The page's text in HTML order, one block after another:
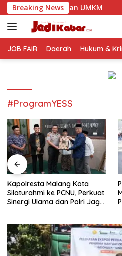
Langsung
ke
konten
Breaking NewsKapolresta
JOB FAIR Daerah Hukum &
#ProgramYESS
Kapolresta Malang Kota
Silaturahmi ke PCNU, Perkuat
Sinergi Ulama dan Polri Jaga